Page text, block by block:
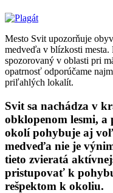
Mesto Svit upozorňuje
medveďa v blízkosti
spozorovaný v oblasti pri
opatrnosť odporúčame
priľahlých lokalít.
Svit sa nachádza v
obklopenom lesmi, a
okolí pohybuje aj
medveďa nie je
tieto zvieratá
pristupovať k
rešpektom k okoliu.